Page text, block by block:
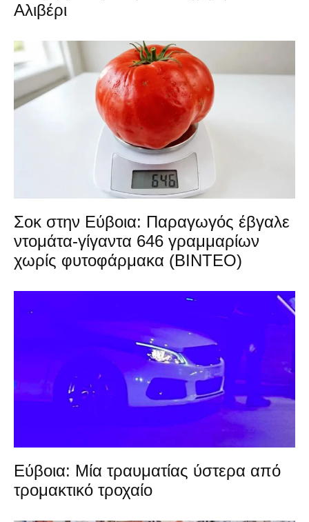
Αλιβέρι
Σοκ στην Εύβοια: Παραγωγός έβγαλε
ντομάτα-γίγαντα 646 γραμμαρίων
χωρίς φυτοφάρμακα (ΒΙΝΤΕΟ)
Εύβοια: Μία τραυματίας ύστερα από
τρομακτικό τροχαίο